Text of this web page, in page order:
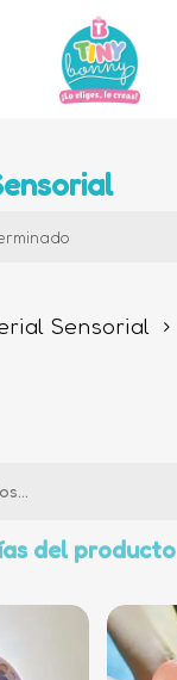
Sensorial
del producto